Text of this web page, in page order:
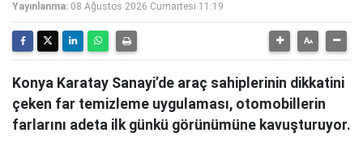
Yayınlanma: 08 Ağustos 2026 Cumartesi 11:19
Konya Karatay Sanayi’de araç sahiplerinin dikkatini
çeken far temizleme uygulaması, otomobillerin
farlarını adeta ilk günkü görünümüne kavuşturuyor.